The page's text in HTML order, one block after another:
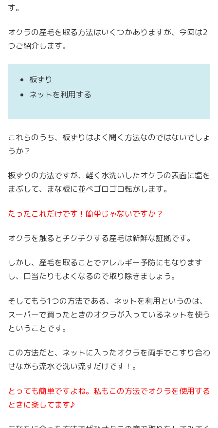
す。
オクラの産毛を取る方法はいくつかありますが、今回は2
つご紹介します。
板ずり
ネットを利用する
これらのうち、板ずりはよく聞く方法なのではないでしょ
うか？
板ずりの方法ですが、軽く水洗いしたオクラの表面に塩を
まぶして、まな板に並べゴロゴロ転がします。
たったこれだけです！簡単じゃないですか？
オクラを触るとチクチクする産毛は新鮮な証拠です。
しかし、産毛を取ることでアレルギー予防にもなります
し、口当たりもよくなるので取り除きましょう。
そしてもう1つの方法である、ネットを利用というのは、
スーパーで買ったときのオクラが入っているネットを使う
ということです。
この方法だと、ネットに入ったオクラを両手でこすり合わ
せながら流水で洗い流すだけです！。
とっても簡単ですよね。私もこの方法でオクラを使用する
ときに楽してます♪